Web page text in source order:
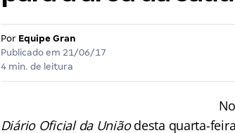
Por Equipe Gran
Publicado em 21/06/17
4 min. de leitura
Diário Oficial da Uniãodesta quarta-